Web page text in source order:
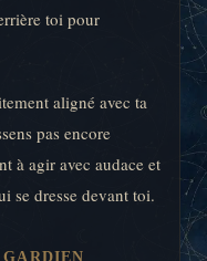
toi pour
aligné avec ta
pas encore
à agir avec audace et
se dresse devant toi.